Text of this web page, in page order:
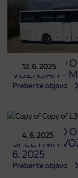
12. 6. 2025
OBVESTILO
VOŽNJAH –
Preberite objavo
4. 6. 2025
OBVESTILO
SPLETNIH
6. 2025
Preberite objavo